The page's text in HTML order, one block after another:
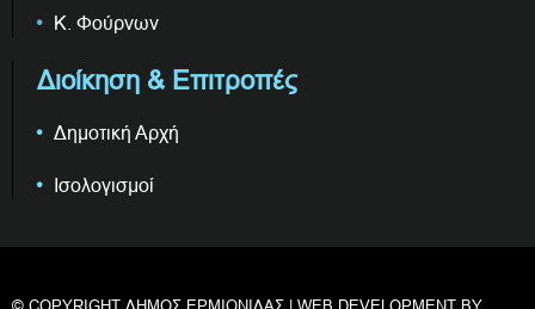
Κ. Φούρνων
Διοίκηση & Επιτροπές
Δημοτική Αρχή
Ισολογισμοί